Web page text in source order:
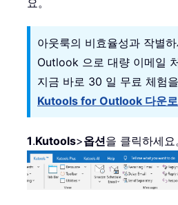
요。
아웃룩의 비효율성과 작별
Outlook 으로 대량 이메일
지금 바로 30 일 무료 체험
Kutools for Outlook 다운로
1.Kutools>옵션을 클릭하세요